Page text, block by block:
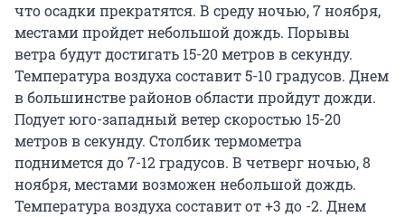
что осадки прекратятся. В среду ночью, 7 ноября,
местами пройдет небольшой дождь. Порывы
ветра будут достигать 15-20 метров в секунду.
Температура воздуха составит 5-10 градусов. Днем
в большинстве районов области пройдут дожди.
Подует юго-западный ветер скоростью 15-20
метров в секунду. Столбик термометра
поднимется до 7-12 градусов. В четверг ночью, 8
ноября, местами возможен небольшой дождь.
Температура воздуха составит от +3 до -2. Днем